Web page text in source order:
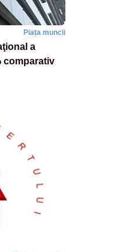
Piața muncii
a
comparativ